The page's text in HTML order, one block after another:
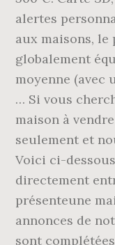
alertes
aux maisons,
globalement
moyenne (avec
… Si vous
maison à
seulement et
Voici ci-
directement
présenteune
annonces de
sont